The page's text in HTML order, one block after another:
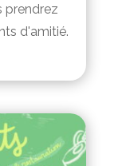
prendrez
d'amitié.